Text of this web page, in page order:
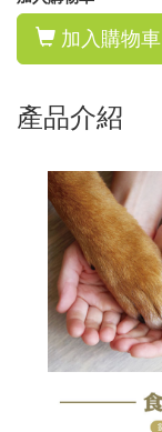
加入購物車
產品介紹